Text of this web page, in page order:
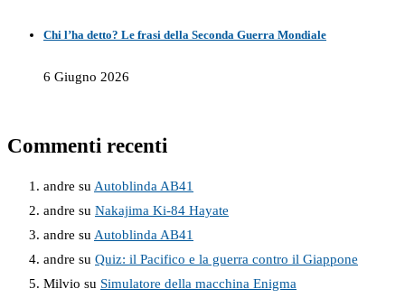
Chi l’ha detto? Le frasi della Seconda Guerra Mondiale
6 Giugno 2026
Commenti recenti
andre su Autoblinda AB41
andre su Nakajima Ki-84 Hayate
andre su Autoblinda AB41
andre su Quiz: il Pacifico e la guerra contro il Giappone
Milvio su Simulatore della macchina Enigma